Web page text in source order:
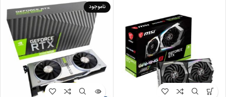
ناموجود